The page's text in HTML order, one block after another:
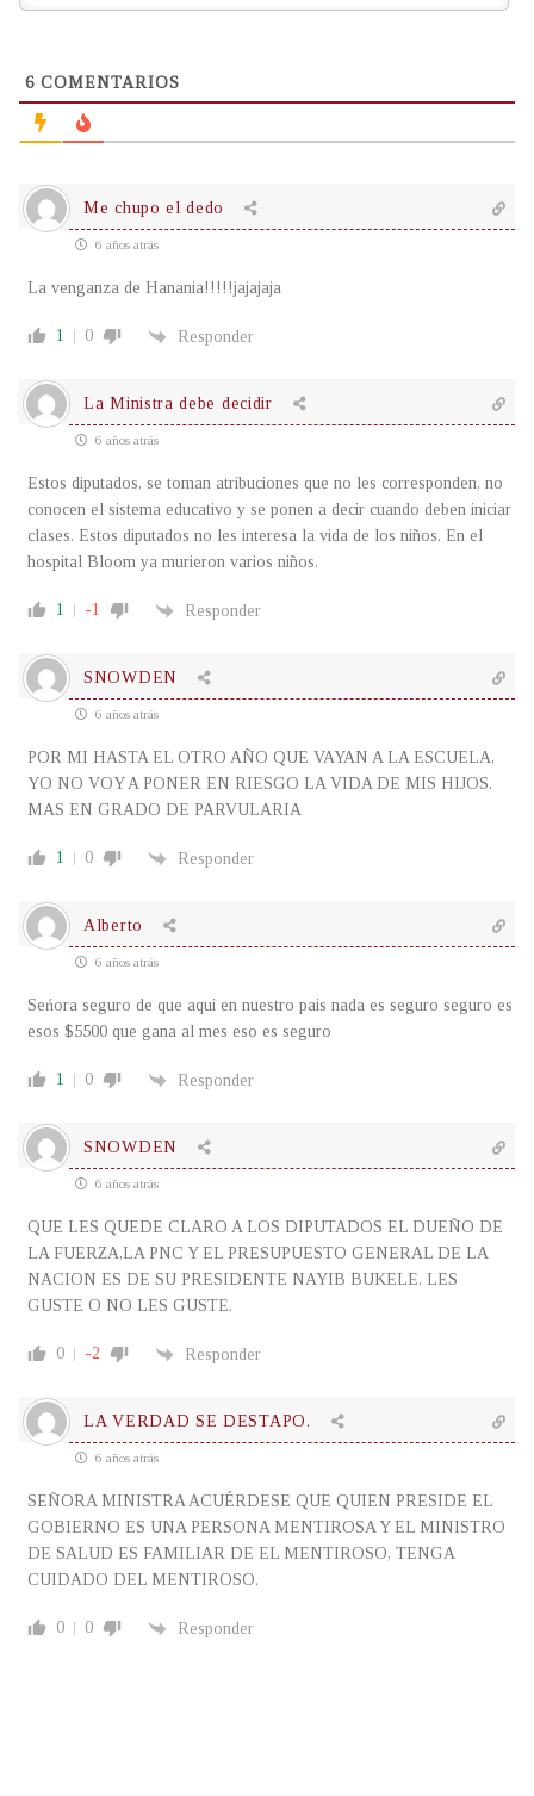
6 COMENTARIOS
Me chupo el dedo
6 años atrás
La venganza de Hanania!!!!!jajajaja
1 0 Responder
La Ministra debe decidir
6 años atrás
Estos diputados, se toman atribuciones que no les corresponden, no
conocen el sistema educativo y se ponen a decir cuando deben iniciar
clases. Estos diputados no les interesa la vida de los niños. En el
hospital Bloom ya murieron varios niños.
1 -1 Responder
SNOWDEN
6 años atrás
POR MI HASTA EL OTRO AÑO QUE VAYAN A LA ESCUELA,
YO NO VOY A PONER EN RIESGO LA VIDA DE MIS HIJOS,
MAS EN GRADO DE PARVULARIA
1 0 Responder
Alberto
6 años atrás
Seńora seguro de que aqui en nuestro pais nada es seguro seguro es
esos $5500 que gana al mes eso es seguro
1 0 Responder
SNOWDEN
6 años atrás
QUE LES QUEDE CLARO A LOS DIPUTADOS EL DUEÑO DE
LA FUERZA,LA PNC Y EL PRESUPUESTO GENERAL DE LA
NACION ES DE SU PRESIDENTE NAYIB BUKELE. LES
GUSTE O NO LES GUSTE.
0 -2 Responder
LA VERDAD SE DESTAPO.
6 años atrás
SEÑORA MINISTRA ACUÉRDESE QUE QUIEN PRESIDE EL
GOBIERNO ES UNA PERSONA MENTIROSA Y EL MINISTRO
DE SALUD ES FAMILIAR DE EL MENTIROSO, TENGA
CUIDADO DEL MENTIROSO.
0 0 Responder